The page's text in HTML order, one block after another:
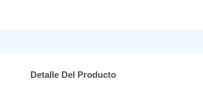
Detalle Del Producto